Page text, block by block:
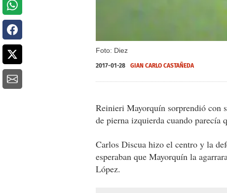
Foto: Diez
2017-01-28 GIAN CARLO CASTAÑEDA
Reinieri Mayorquín sorprendió con
de pierna izquierda cuando parecía
Carlos Discua hizo el centro y la
esperaban que Mayorquín la
López.